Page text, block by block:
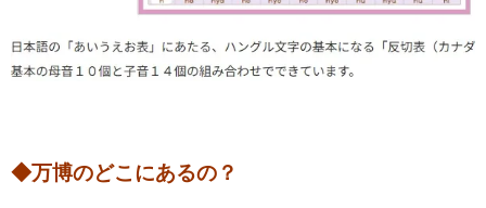
◆万博のどこにあるの？